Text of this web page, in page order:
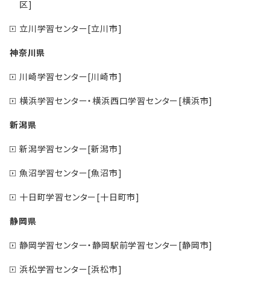
区]
立川学習センター[立川市]
神奈川県
川崎学習センター[川崎市]
横浜学習センター・横浜西口学習センター[横浜市]
新潟県
新潟学習センター[新潟市]
魚沼学習センター[魚沼市]
十日町学習センター[十日町市]
静岡県
静岡学習センター・静岡駅前学習センター[静岡市]
浜松学習センター[浜松市]